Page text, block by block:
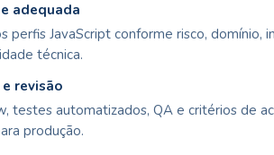
adequada
perfis JavaScript conforme risco, domínio,
técnica.
revisão
testes automatizados, QA e critérios de
produção.